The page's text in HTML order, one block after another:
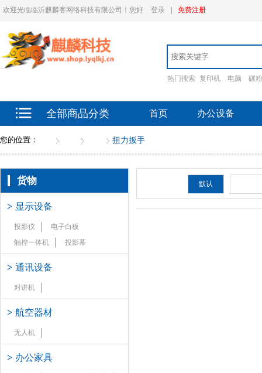
欢迎光临临沂麒麟客网络科技有限公司！您好 登录 免费注册
热门搜索 复印机 电脑 碳粉
全部商品分类 首页 办公设备
您的位置： 扭力扳手
货物
> 显示设备
投影仪
电子白板
触控一体机
投影幕
> 通讯设备
对讲机
> 航空器材
无人机
> 办公家具
默认